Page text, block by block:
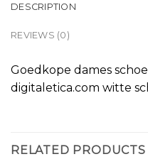
DESCRIPTION
REVIEWS (0)
Goedkope dames
digitaletica.com witte
RELATED PRODUCTS